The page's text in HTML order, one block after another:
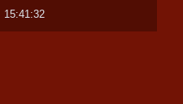
15:41:34